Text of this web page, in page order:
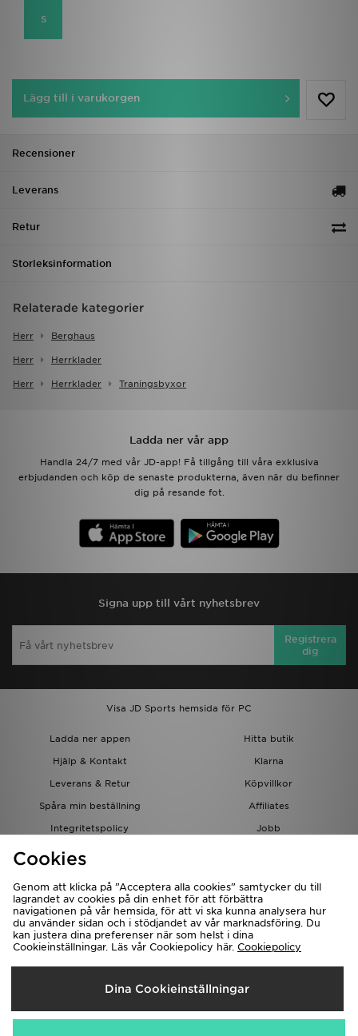
S
Lägg till i varukorgen
Recensioner
Leverans
Retur
Storleksinformation
Relaterade kategorier
Herr Berghaus
Herr Herrklader
Herr Herrklader Traningsbyxor
Ladda ner vår app
Handla 24/7 med vår JD-app! Få tillgång till våra exklusiva
erbjudanden och köp de senaste produkterna, även när du befinner
dig på resande fot.
Signa upp till vårt nyhetsbrev
Registrera
dig
Visa JD Sports hemsida för PC
Ladda ner appen
Hitta butik
Hjälp & Kontakt
Klarna
Leverans & Retur
Köpvillkor
Spåra min beställning
Affiliates
Integritetspolicy
Jobb
JD-bloggen
Levererar Till
Sverige
Cookies
Genom att klicka på ”Acceptera alla cookies” samtycker du till
lagrandet av cookies på din enhet för att förbättra
navigationen på vår hemsida, för att vi ska kunna analysera hur
du använder sidan och i stödjandet av vår marknadsföring. Du
kan justera dina preferenser när som helst i dina
Cookieinställningar. Läs vår Cookiepolicy här. Cookiepolicy
Dina Cookieinställningar